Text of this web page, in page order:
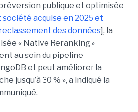
publique et optimisée
société acquise en 2025 et
des données], la
« Native Reranking »
au sein du pipeline
et peut améliorer la
jusqu’à 30 % », a indiqué la